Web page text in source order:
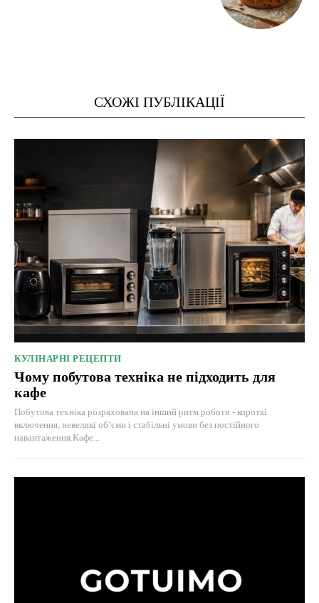
СХОЖІ ПУБЛІКАЦІЇ
КУЛІНАРНІ РЕЦЕПТИ
Чому побутова техніка не підходить для
кафе
Побутова техніка розрахована на інший ритм роботи - короткі
включення, невеликі об’єми і стабільні умови без постійного
навантаження.Кафе...